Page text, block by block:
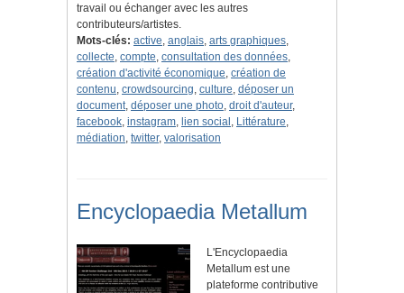
travail ou échanger avec les autres
contributeurs/artistes.
Mots-clés: active, anglais, arts graphiques,
collecte, compte, consultation des données,
création d'activité économique, création de
contenu, crowdsourcing, culture, déposer un
document, déposer une photo, droit d'auteur,
facebook, instagram, lien social , Littérature,
médiation, twitter, valorisation
Encyclopaedia Metallum
L'Encyclopaedia
Metallum est une
plateforme contributive